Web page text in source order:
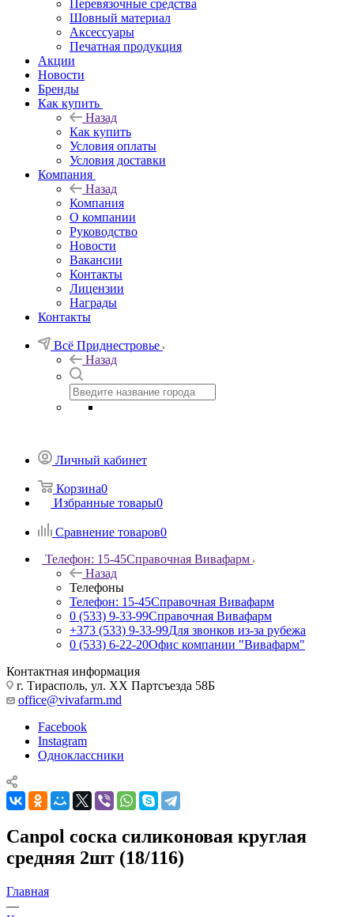
Перевязочные средства
Шовный материал
Аксессуары
Печатная продукция
Акции
Новости
Бренды
Как купить
Назад
Как купить
Условия оплаты
Условия доставки
Компания
Назад
Компания
О компании
Руководство
Новости
Вакансии
Контакты
Лицензии
Награды
Контакты
Всё Приднестровье
Назад
Личный кабинет
Корзина0
Избранные товары0
Сравнение товаров0
Телефон: 15-45Справочная Вивафарм
Назад
Телефоны
Телефон: 15-45Справочная Вивафарм
0 (533) 9-33-99Справочная Вивафарм
+373 (533) 9-33-99Для звонков из-за рубежа
0 (533) 6-22-20Офис компании "Вивафарм"
Контактная информация
г. Тирасполь, ул. ХХ Партсъезда 58Б
office@vivafarm.md
Facebook
Instagram
Одноклассники
Canpol соска силиконовая круглая
средняя 2шт (18/116)
Главная
—